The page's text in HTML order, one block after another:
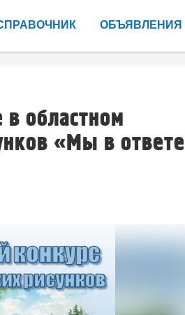
ОБЪЯВЛЕНИЯ
областном
«Мы в ответе